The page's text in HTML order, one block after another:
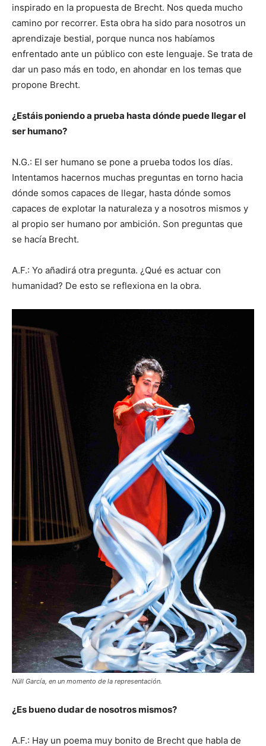
inspirado en la propuesta de Brecht. Nos queda mucho
camino por recorrer. Esta obra ha sido para nosotros un
aprendizaje bestial, porque nunca nos habíamos
enfrentado ante un público con este lenguaje. Se trata de
dar un paso más en todo, en ahondar en los temas que
propone Brecht.
¿Estáis poniendo a prueba hasta dónde puede llegar el
ser humano?
N.G.: El ser humano se pone a prueba todos los días.
Intentamos hacernos muchas preguntas en torno hacia
dónde somos capaces de llegar, hasta dónde somos
capaces de explotar la naturaleza y a nosotros mismos y
al propio ser humano por ambición. Son preguntas que
se hacía Brecht.
A.F.: Yo añadirá otra pregunta. ¿Qué es actuar con
humanidad? De esto se reflexiona en la obra.
Nüll García, en un momento de la representación.
¿Es bueno dudar de nosotros mismos?
A.F.: Hay un poema muy bonito de Brecht que habla de